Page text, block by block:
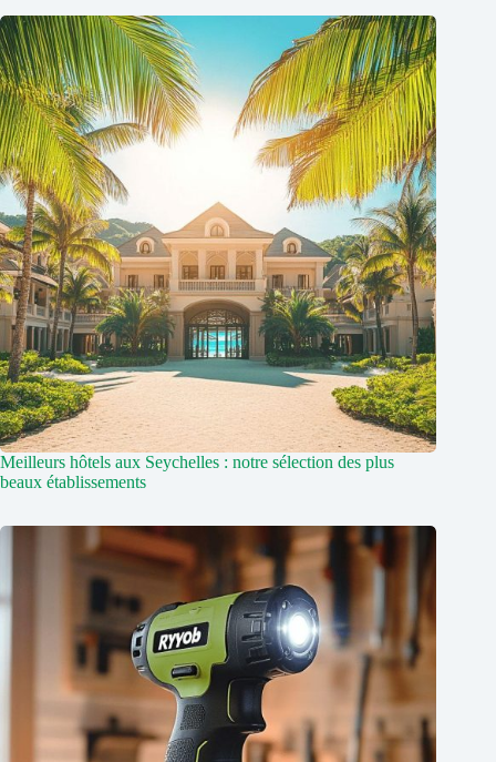
Meilleurs hôtels aux Seychelles : notre sélection des plus
beaux établissements